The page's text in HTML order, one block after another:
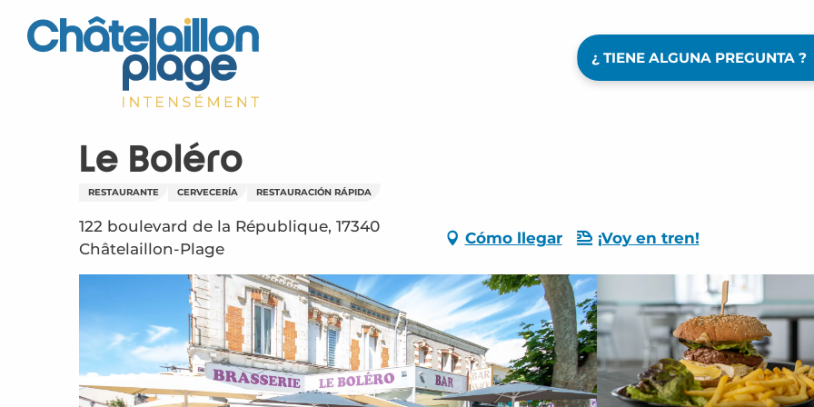
contenu
¿ TIENE ALGUNA PREGUNTA ?
Le Boléro
RESTAURANTE CERVECERÍA RESTAURACIÓN RÁPIDA
122 boulevard de la République, 17340
Châtelaillon-Plage
Cómo llegar ¡Voy en tren!